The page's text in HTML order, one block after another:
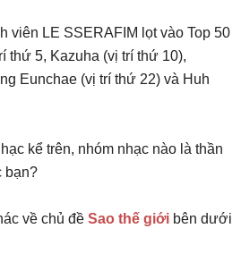
viên LE SSERAFIM lọt vào Top 50
thứ 5, Kazuha (vị trí thứ 10),
Eunchae (vị trí thứ 22) và Huh
kể trên, nhóm nhạc nào là thần
bạn?
về chủ đề Sao thế giới bên dưới